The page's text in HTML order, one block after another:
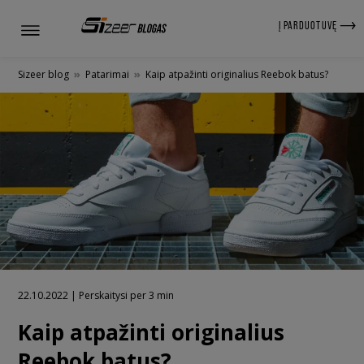
Į PARDUOTUVĘ
Sizeer blog » Patarimai » Kaip atpažinti originalius Reebok batus?
22.10.2022 | Perskaitysi per 3 min
Kaip atpažinti originalius